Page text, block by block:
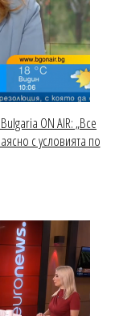
ON AIR: „Все
с условията по